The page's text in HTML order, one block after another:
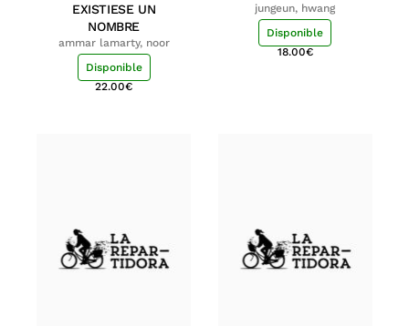
EXISTIESE UN
NOMBRE
ammar lamarty, noor
Disponible
22.00€
jungeun, hwang
Disponible
18.00€